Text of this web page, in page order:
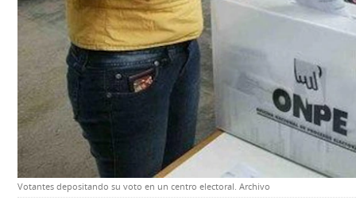
Catálogos
Lotería
Kiosko
digital
Luctuosas
Temas
Autores
Notas
al
lector
Buenas
prácticas
Votantes depositando su voto en un centro electoral. Archivo